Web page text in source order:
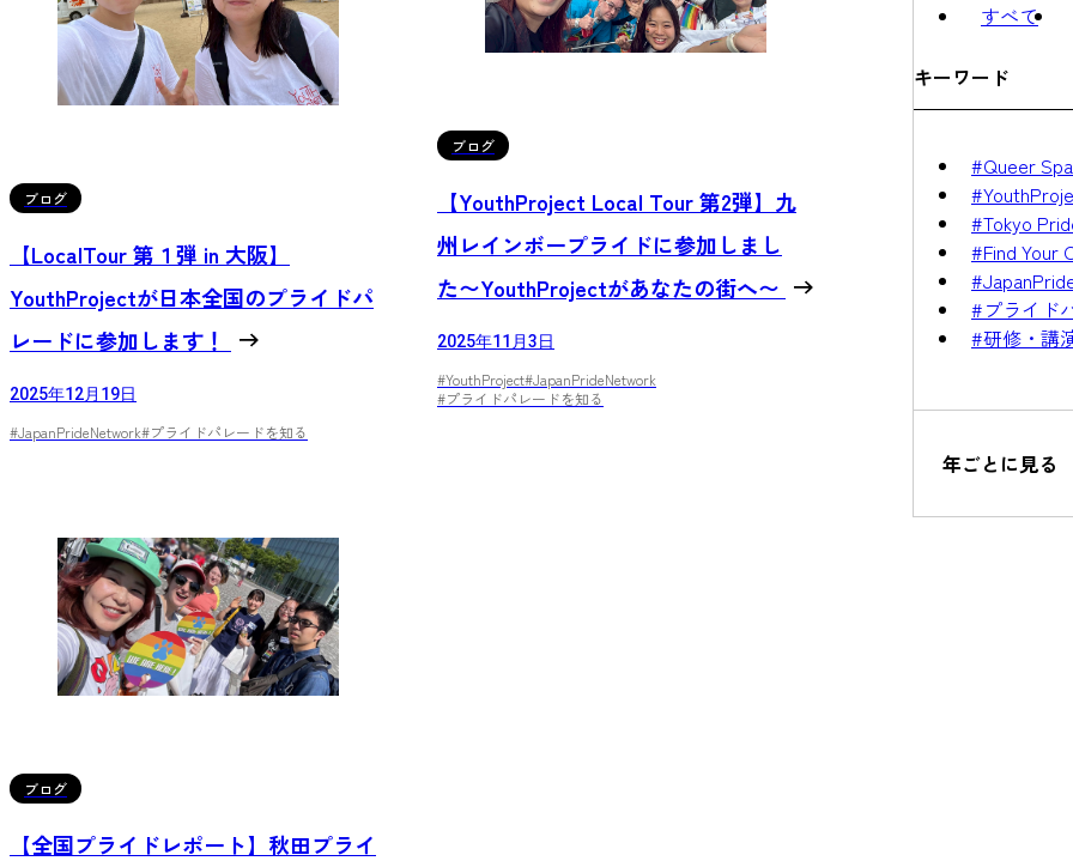
すべて
キーワード
#Queer
#Tokyo
#Find Your
#プライド
#研修・講
年ごとに見る
ブログ
【LocalTour 第１弾 in 大阪】
YouthProjectが日本全国のプライドパ
レードに参加します！
2025年12月19日
#JapanPrideNetwork#プライドパレードを知る
ブログ
【YouthProject Local Tour 第2弾】九
州レインボープライドに参加しまし
た〜YouthProjectがあなたの街へ〜
2025年11月3日
#YouthProject#JapanPrideNetwork
#プライドパレードを知る
ブログ
【全国プライドレポート】秋田プライ